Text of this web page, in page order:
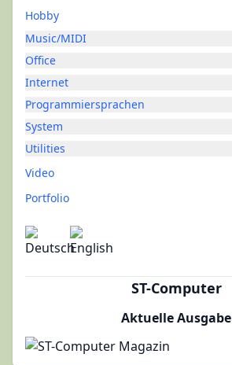
Hobby
Music/MIDI
Office
Internet
Programmiersprachen
System
Utilities
Video
Portfolio
ST-Computer
Aktuelle Ausgabe